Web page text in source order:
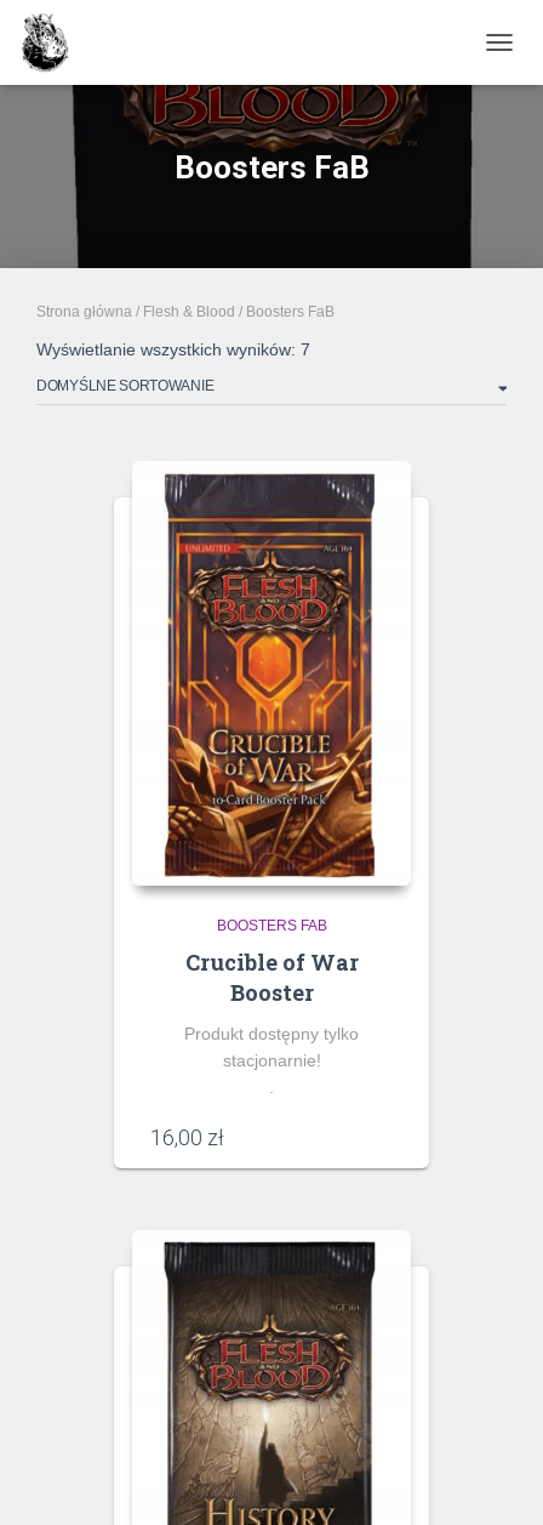
Boosters FaB
Strona główna / Flesh & Blood / Boosters FaB
Wyświetlanie wszystkich wyników: 7
BOOSTERS FAB
Crucible of War
Booster
Produkt dostępny tylko
stacjonarnie!
16,00 zł